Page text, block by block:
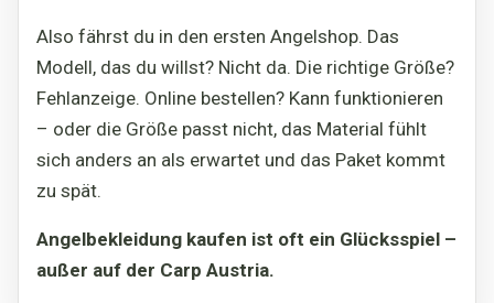
Also fährst du in den ersten Angelshop. Das
Modell, das du willst? Nicht da. Die richtige Größe?
Fehlanzeige. Online bestellen? Kann funktionieren
– oder die Größe passt nicht, das Material fühlt
sich anders an als erwartet und das Paket kommt
zu spät.
Angelbekleidung kaufen ist oft ein Glücksspiel –
außer auf der Carp Austria.